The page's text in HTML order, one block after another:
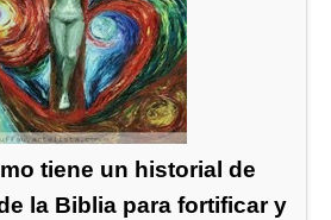
tiene un historial de
la Biblia para fortificar y